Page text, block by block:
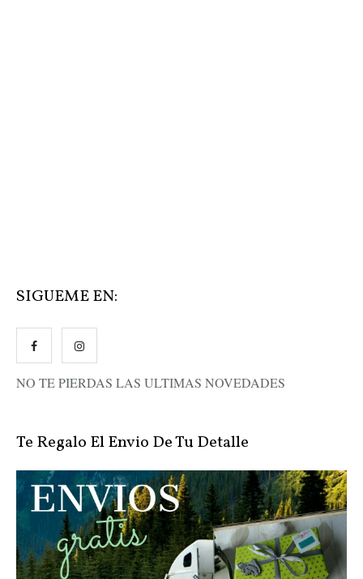
SIGUEME EN:
NO TE PIERDAS LAS ULTIMAS NOVEDADES
Te Regalo El Envio De Tu Detalle